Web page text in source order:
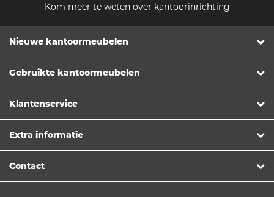
Kom meer te weten over kantoorinrichting
Nieuwe kantoormeubelen
Gebruikte kantoormeubelen
Klantenservice
Extra informatie
Contact